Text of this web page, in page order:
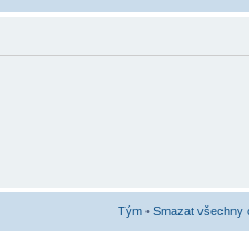
Tým • Smazat všechny